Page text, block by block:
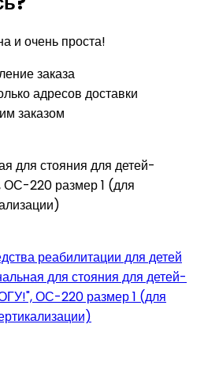
и очень проста!
заказа
адресов доставки
заказом
для стояния для детей-
220 размер 1 (для
реабилитации для детей
для стояния для детей-
ОС-220 размер 1 (для